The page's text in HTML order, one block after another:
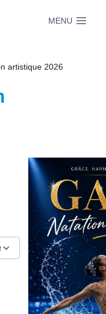
MENU
artistique 2026
Outlook Live